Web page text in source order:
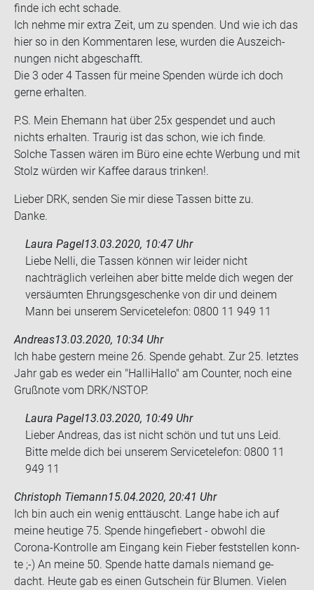
finde ich echt scha­de.
Ich nehme mir extra Zeit, um zu spen­den. Und wie ich das
hier so in den Kom­men­ta­ren lese, wur­den die Aus­zeich­
nun­gen nicht ab­ge­schafft.
Die 3 oder 4 Tas­sen für meine Spen­den würde ich doch
gerne er­hal­ten.
P.S. Mein Ehe­mann hat über 25x ge­spen­det und auch
nichts er­hal­ten. Trau­rig ist das schon, wie ich finde.
Sol­che Tas­sen wären im Büro eine echte Wer­bung und mit
Stolz wür­den wir Kaf­fee dar­aus trin­ken!.
Lie­ber DRK, sen­den Sie mir diese Tas­sen bitte zu.
Danke.
Laura Pagel13.03.2020, 10:47 Uhr
Liebe Nelli, die Tassen können wir leider nicht
nachträglich verleihen aber bitte melde dich wegen der
versäumten Ehrungsgeschenke von dir und deinem
Mann bei unserem Servicetelefon: 0800 11 949 11
Andreas13.03.2020, 10:34 Uhr
Ich habe ges­tern meine 26. Spen­de ge­habt. Zur 25. letz­tes
Jahr gab es weder ein "Hal­li­Hal­lo" am Coun­ter, noch eine
Gruß­no­te vom DRK/NSTOP.
Laura Pagel13.03.2020, 10:49 Uhr
Lieber Andreas, das ist nicht schön und tut uns Leid.
Bitte melde dich bei unserem Servicetelefon: 0800 11
949 11
Christoph Tiemann15.04.2020, 20:41 Uhr
Ich bin auch ein wenig ent­täuscht. Lange habe ich auf
meine heu­ti­ge 75. Spen­de hin­ge­fie­bert - ob­wohl die
Corona-​Kontrolle am Ein­gang kein Fie­ber fest­stel­len konn­
te ;-) An meine 50. Spen­de hatte da­mals nie­mand ge­
dacht. Heute gab es einen Gut­schein für Blu­men. Vie­len